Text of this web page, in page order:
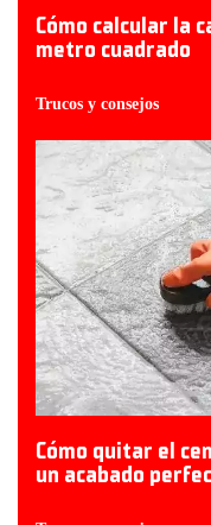
Cómo calcular la
metro cuadrado
Trucos y consejos
Cómo quitar el
un acabado